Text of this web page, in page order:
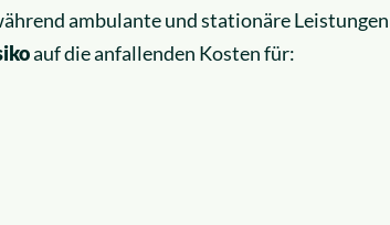
ambulante und stationäre Leistungen
auf die anfallenden Kosten für: